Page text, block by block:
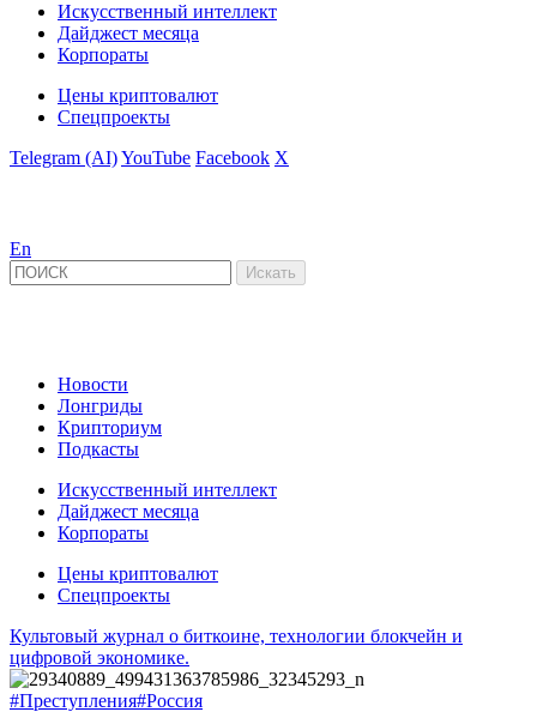
Искусственный интеллект
Дайджест месяца
Корпораты
Цены криптовалют
Спецпроекты
Telegram (AI)YouTube Facebook X
En
Новости
Лонгриды
Крипториум
Подкасты
Искусственный интеллект
Дайджест месяца
Корпораты
Цены криптовалют
Спецпроекты
Культовый журнал о биткоине, технологии блокчейн и
цифровой экономике.
#Преступления#Россия